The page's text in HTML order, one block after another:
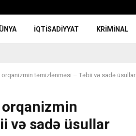
İQTISADIYYAT KRIMINAL
orqanizmin təmizlənməsi – Təbii və sadə üsullar
və sadə üsullar